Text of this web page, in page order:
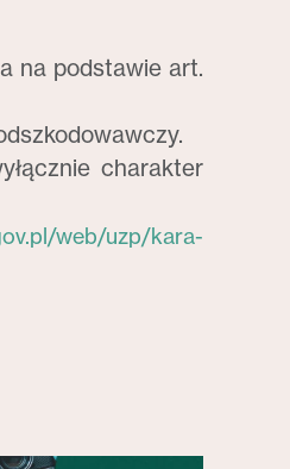
na podstawie art.
charakter
web/uzp/kara-